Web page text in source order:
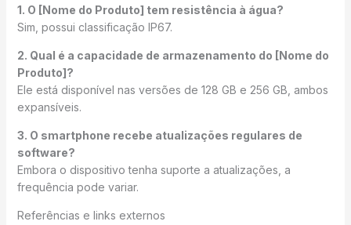
1. O [Nome do Produto] tem resistência à água?
Sim, possui classificação IP67.
2. Qual é a capacidade de armazenamento do [Nome do
Produto]?
Ele está disponível nas versões de 128 GB e 256 GB, ambos
expansíveis.
3. O smartphone recebe atualizações regulares de
software?
Embora o dispositivo tenha suporte a atualizações, a
frequência pode variar.
Referências e links externos